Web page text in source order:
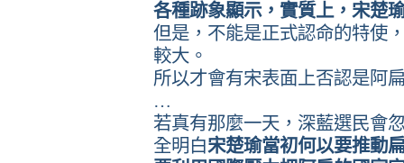
各種跡象顯示，實質上，宋楚
但是，不能是正式認命的特使
較大。
所以才會有宋表面上否認是阿
…
若真有那麼一天，深藍選民會
全明白宋楚瑜當初何以要推動